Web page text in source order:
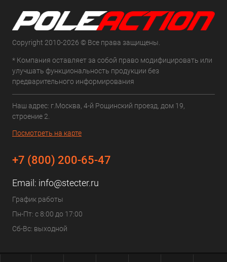
Copyright 2010-2026 © Все права защищены.
* Компания оставляет за собой право модифицировать или
улучшать функциональность продукции без
предварительного информирования
Наш адрес: г.Москва, 4-й Рощинский проезд, дом 19,
строение 2.
Посмотреть на карте
+7 (800) 200-65-47
Email: info@stecter.ru
График работы
Пн-Пт: с 8:00 до 17:00
Сб-Вс: выходной